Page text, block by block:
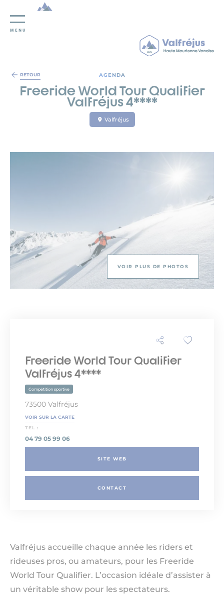
Panneau de gestion des cookies
MENU
RETOUR AGENDA
Freeride World Tour Qualifier
Valfréjus 4****
Valfréjus
VOIR PLUS DE PHOTOS
Valfréjus accueille chaque année les riders et
rideuses pros, ou amateurs, pour les Freeride
World Tour Qualifier. L’occasion idéale d’assister à
un véritable show pour les spectateurs.
Freeride World Tour Qualifier
Valfréjus 4****
Compétition sportive
73500 Valfréjus
VOIR SUR LA CARTE
TEL :
04 79 05 99 06
SITE WEB
CONTACT